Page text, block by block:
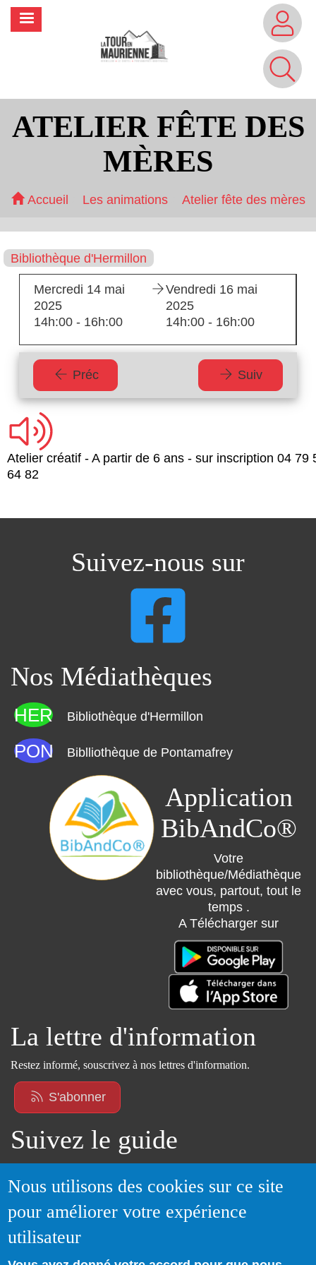
Aller
ATELIER FÊTE DES
MÈRES
Accueil Les animations Atelier fête des mères
Bibliothèque d'Hermillon
Mercredi 14 mai
2025
14h:00 - 16h:00
Vendredi 16 mai
2025
14h:00 - 16h:00
Préc Suiv
Atelier créatif - A partir de 6 ans - sur inscription 04 79
64 82
Suivez-nous sur
Nos Médiathèques
HER Bibliothèque d'Hermillon
PON Biblliothèque de Pontamafrey
Application
BibAndCo®
Votre
bibliothèque/Médiathèque
avec vous, partout, tout le
temps .
A Télécharger sur
La lettre d'information
Restez informé, souscrivez à nos lettres d'information.
S'abonner
Suivez le guide
adhérent
Voir le guide
Nous utilisons des cookies sur ce site
pour améliorer votre expérience
utilisateur